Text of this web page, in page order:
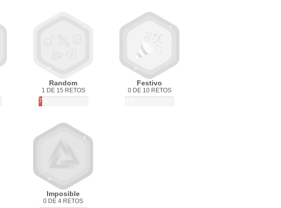
Random
1 DE 15 RETOS
7%
Festivo
0 DE 10 RETOS
Imposible
0 DE 4 RETOS